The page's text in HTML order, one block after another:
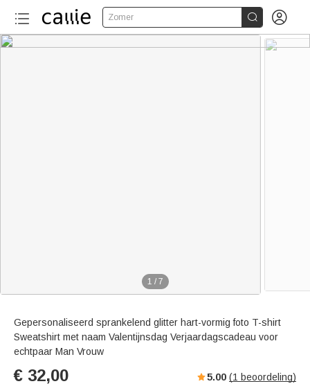
Zomer  
1 / 7
Gepersonaliseerd sprankelend glitter hart-vormig foto T-shirt
Sweatshirt met naam Valentijnsdag Verjaardagscadeau voor
echtpaar Man Vrouw
€ 32,00 5.00 (1 beoordeling)